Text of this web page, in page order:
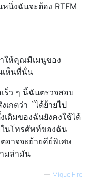
นึ่งฉันจะต้อง RTFM
ให้คุณมีเมนูของ
เห็นที่นั่น
ร็ว ๆ นี้ฉันตรวจสอบ
เกตว่า `ได้ย้ายไป
ดิมของฉันยังคงใช้ได้
นโทรศัพท์ของฉัน
อาจจะย้ายคีย์พิเศษ
มล่ามัน
— MiquelFire